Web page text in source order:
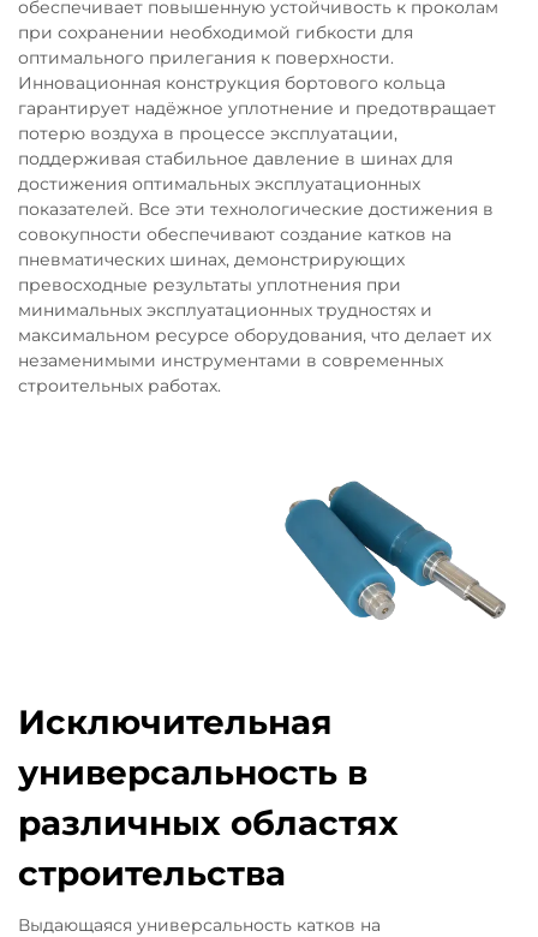
обеспечивает повышенную устойчивость к проколам
при сохранении необходимой гибкости для
оптимального прилегания к поверхности.
Инновационная конструкция бортового кольца
гарантирует надёжное уплотнение и предотвращает
потерю воздуха в процессе эксплуатации,
поддерживая стабильное давление в шинах для
достижения оптимальных эксплуатационных
показателей. Все эти технологические достижения в
совокупности обеспечивают создание катков на
пневматических шинах, демонстрирующих
превосходные результаты уплотнения при
минимальных эксплуатационных трудностях и
максимальном ресурсе оборудования, что делает их
незаменимыми инструментами в современных
строительных работах.
Исключительная
универсальность в
различных областях
строительства
Выдающаяся универсальность катков на